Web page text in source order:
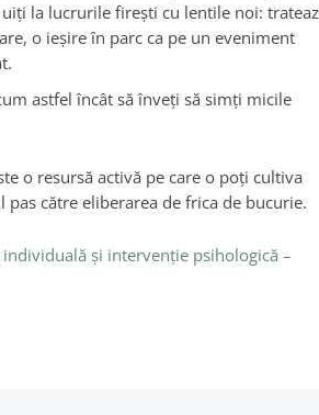
uiţi la lucrurile fireşti cu lentile noi:
o ieşire în parc ca pe un eveniment
astfel încât să înveţi să simţi micile
o resursă activă pe care o poți cultiva
către eliberarea de frica de bucurie.
individuală şi intervenţie psihologică –